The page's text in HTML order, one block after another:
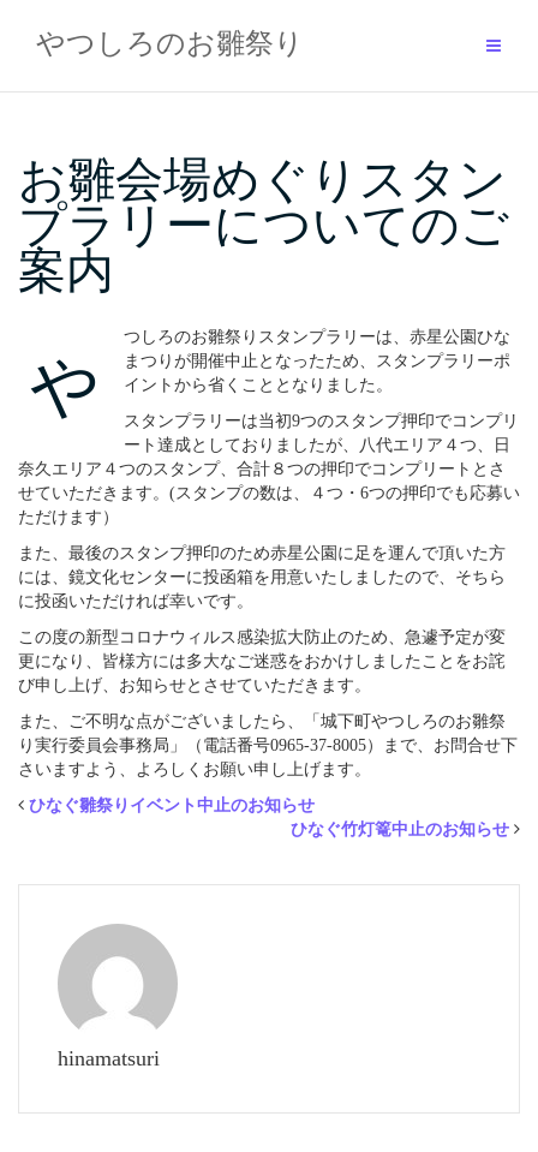
contentやつしろのお雛祭り
お雛会場めぐりスタン
プラリーについてのご
案内
や
つしろのお雛祭りスタンプラリーは、赤星公園ひな
まつりが開催中止となったため、スタンプラリーポ
イントから省くこととなりました。
スタンプラリーは当初9つのスタンプ押印でコンプリ
ート達成としておりましたが、八代エリア４つ、日
奈久エリア４つのスタンプ、合計８つの押印でコンプリートとさ
せていただきます。(スタンプの数は、４つ・6つの押印でも応募い
ただけます）
また、最後のスタンプ押印のため赤星公園に足を運んで頂いた方
には、鏡文化センターに投函箱を用意いたしましたので、そちら
に投函いただければ幸いです。
この度の新型コロナウィルス感染拡大防止のため、急遽予定が変
更になり、皆様方には多大なご迷惑をおかけしましたことをお詫
び申し上げ、お知らせとさせていただきます。
また、ご不明な点がございましたら、「城下町やつしろのお雛祭
り実行委員会事務局」（電話番号0965-37-8005）まで、お問合せ下
さいますよう、よろしくお願い申し上げます。
ひなぐ雛祭りイベント中止のお知らせ
ひなぐ竹灯篭中止のお知らせ
hinamatsuri